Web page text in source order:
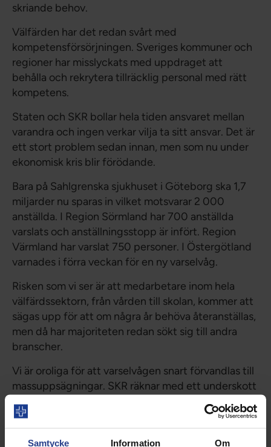
Samtycke Information Om
skriande behov.
Välfärden har det redan svårt med
kompetensförsörjningen. Sveriges kommuner och
regioner har misslyckats med uppdraget att
behålla och rekrytera tillräcklig personal med rätt
kompetens.
Staten och SKR bollar hela tiden ansvaret mellan
varandra och ingen verkar vilja ta sitt ansvar. Det är
ett stort problem sedan innan, men som nu under
ekonomisk kris blir förödande.
Bara på Sahlgrenska sjukhuset i Göteborg ska 1,7
miljarder nu sparas in vilket motsvarar 2 000
anställda. I Region Sörmland har 700 anställda
varslats och anställningsstopp är infört. Region
Värmland har varslat 750 personer. I Östergötland
varnades i förra veckan för en ny varselvåg.
Risken som vi ser är att medarbetare inom hela
välfärdssektorn, från vården till skolan, kommer att
sägas upp för att om några år behöva återanställas,
men då har majoriteten redan sökt sig till andra
branscher.
Vi är oroliga för att varselvågen snart förvandlas till
massuppsägningar. SKR räknar med ett underskott
för regionerna på 24 miljarder kronor bara i år.
gå med underskott och kan låna pengar billigare än